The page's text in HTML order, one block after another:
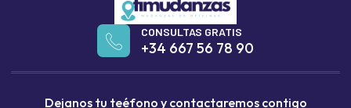
CONSULTAS GRATIS
+34 667 56 78 90
Dejanos tu teéfono y contactaremos contigo